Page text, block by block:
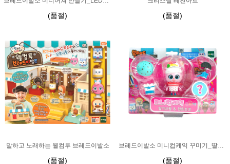
(품절) (품절)
말하고 노래하는 웰컴투 브레드이발소
(품절)
브레드이발소 미니컵케익 꾸미기_딸기크림 & 민트초코 (리뉴얼)
(품절)